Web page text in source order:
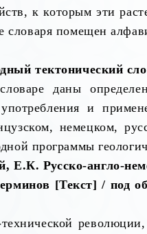
к которым эти
помещен
тектонический
даны
и
немецком,
программы
Е.К. Русско-англо-
[Текст] / под